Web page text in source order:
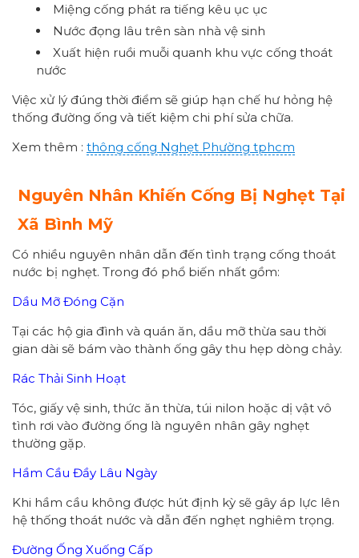
Miệng cống phát ra tiếng kêu ục ục
Nước đọng lâu trên sàn nhà vệ sinh
Xuất hiện ruồi muỗi quanh khu vực cống thoát
nước
Việc xử lý đúng thời điểm sẽ giúp hạn chế hư hỏng hệ
thống đường ống và tiết kiệm chi phí sửa chữa.
Xem thêm : thông cống Nghẹt Phường tphcm
Nguyên Nhân Khiến Cống Bị Nghẹt Tại
Xã Bình Mỹ
Có nhiều nguyên nhân dẫn đến tình trạng cống thoát
nước bị nghẹt. Trong đó phổ biến nhất gồm:
Dầu Mỡ Đóng Cặn
Tại các hộ gia đình và quán ăn, dầu mỡ thừa sau thời
gian dài sẽ bám vào thành ống gây thu hẹp dòng chảy.
Rác Thải Sinh Hoạt
Tóc, giấy vệ sinh, thức ăn thừa, túi nilon hoặc dị vật vô
tình rơi vào đường ống là nguyên nhân gây nghẹt
thường gặp.
Hầm Cầu Đầy Lâu Ngày
Khi hầm cầu không được hút định kỳ sẽ gây áp lực lên
hệ thống thoát nước và dẫn đến nghẹt nghiêm trọng.
Đường Ống Xuống Cấp